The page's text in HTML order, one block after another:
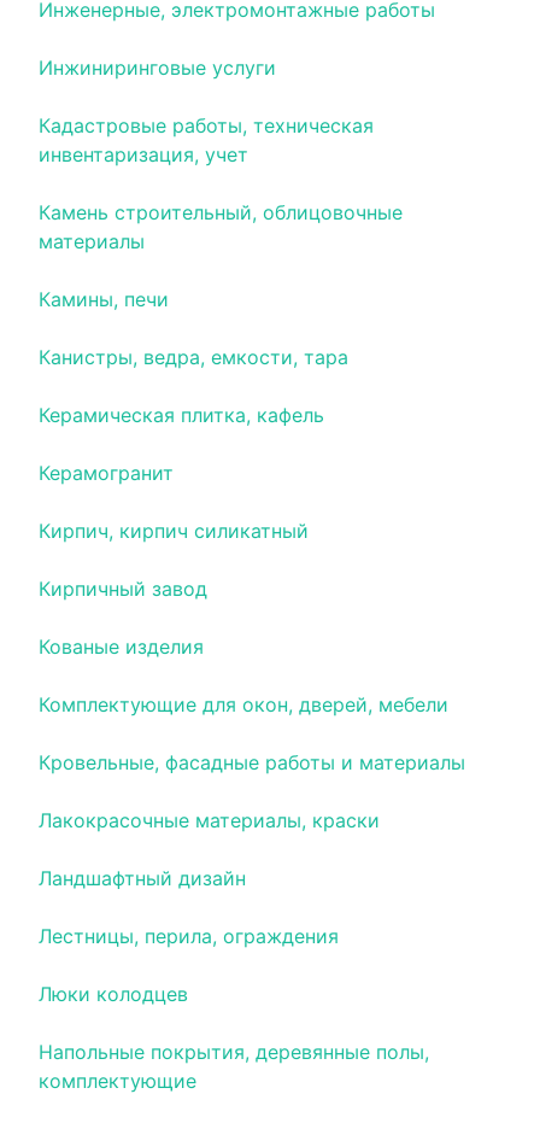
Инженерные, электромонтажные работы
Инжиниринговые услуги
Кадастровые работы, техническая
инвентаризация, учет
Камень строительный, облицовочные
материалы
Камины, печи
Канистры, ведра, емкости, тара
Керамическая плитка, кафель
Керамогранит
Кирпич, кирпич силикатный
Кирпичный завод
Кованые изделия
Комплектующие для окон, дверей, мебели
Кровельные, фасадные работы и материалы
Лакокрасочные материалы, краски
Ландшафтный дизайн
Лестницы, перила, ограждения
Люки колодцев
Напольные покрытия, деревянные полы,
комплектующие